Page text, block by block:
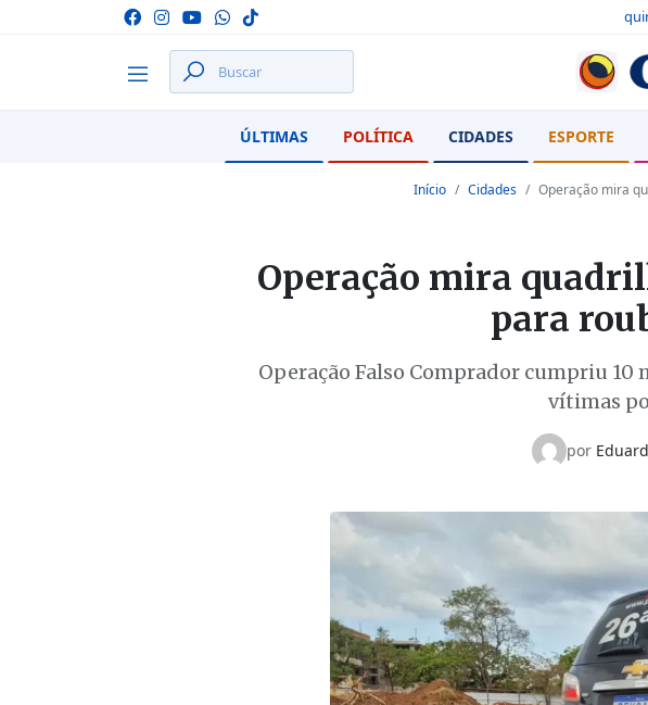
ÚLTIMAS POLÍTICA CIDADES ESPORTE
Início Cidades Operação mira
Operação mira
para
Operação Falso Comprador cumpriu
vítimas
por